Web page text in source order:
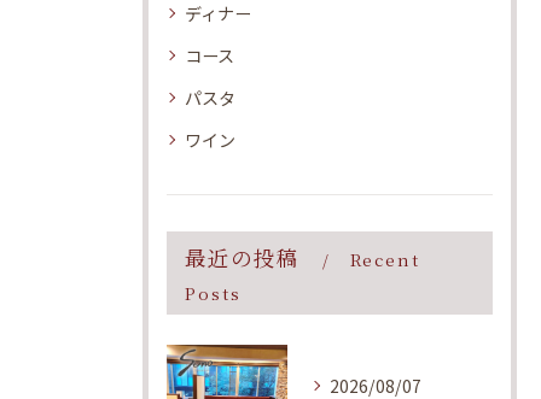
ディナー
コース
パスタ
ワイン
最近の投稿
Recent
Posts
2026/08/07